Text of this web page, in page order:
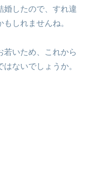
婚したので、すれ違
しれませんね。
若いため、これから
ないでしょうか。